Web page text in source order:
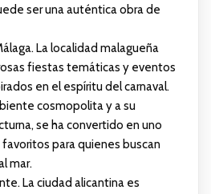
ser una auténtica obra de
La localidad malagueña
fiestas temáticas y eventos
en el espíritu del carnaval.
cosmopolita y a su
se ha convertido en uno
para quienes buscan
mar.
La ciudad alicantina es